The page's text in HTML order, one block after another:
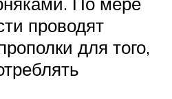
проводят
для того,